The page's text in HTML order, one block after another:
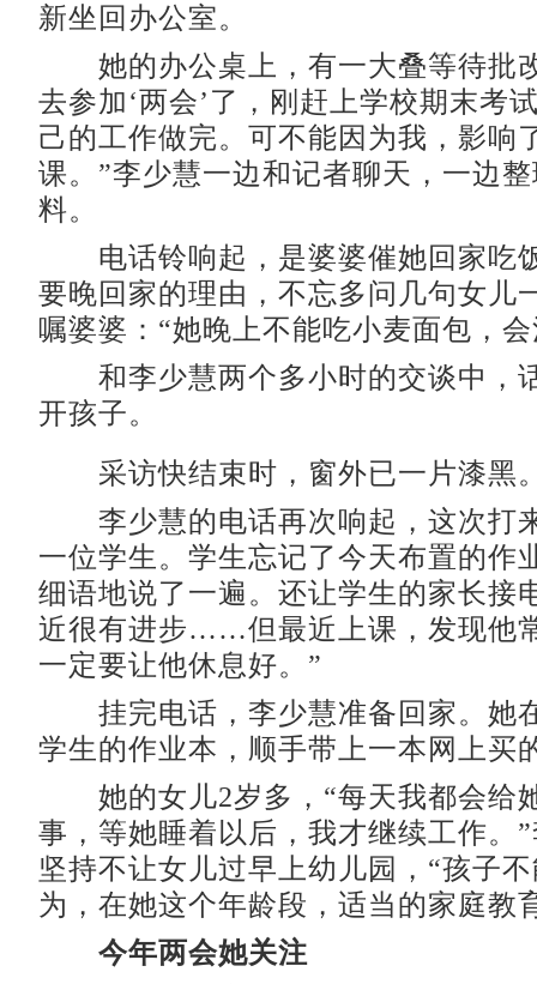
新坐回办公室。
她的办公桌上，有一大叠等待批
去参加‘两会’了，刚赶上学校期末考
己的工作做完。可不能因为我，影响
课。”李少慧一边和记者聊天，一边
料。
电话铃响起，是婆婆催她回家吃
要晚回家的理由，不忘多问几句女儿
嘱婆婆：“她晚上不能吃小麦面包，
和李少慧两个多小时的交谈中，
开孩子。
采访快结束时，窗外已一片漆黑
李少慧的电话再次响起，这次打
一位学生。学生忘记了今天布置的作
细语地说了一遍。还让学生的家长接
近很有进步……但最近上课，发现他
一定要让他休息好。”
挂完电话，李少慧准备回家。她
学生的作业本，顺手带上一本网上买
她的女儿2岁多，“每天我都会给
事，等她睡着以后，我才继续工作。
坚持不让女儿过早上幼儿园，“孩子
为，在她这个年龄段，适当的家庭教
今年两会她关注